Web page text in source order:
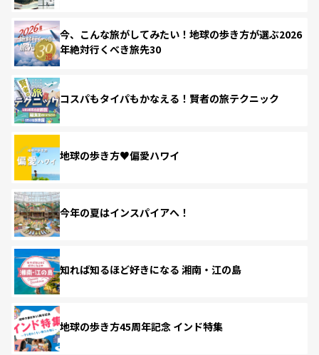
今、こんな旅がしてみたい！地球の歩き方が選ぶ2026
年絶対行くべき旅先30
コスパもタイパもかなえる！賢者の旅テクニック
地球の歩き方♥偏愛ハワイ
今年の夏はインスパイアへ！
知れば知るほど好きになる 湘南・江の島
地球の歩き方45周年記念 インド特集